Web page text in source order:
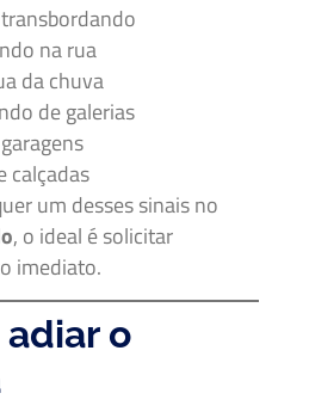
na rua
da chuva
de galerias
calçadas
um desses sinais no
, o ideal é solicitar
imediato.
adiar o